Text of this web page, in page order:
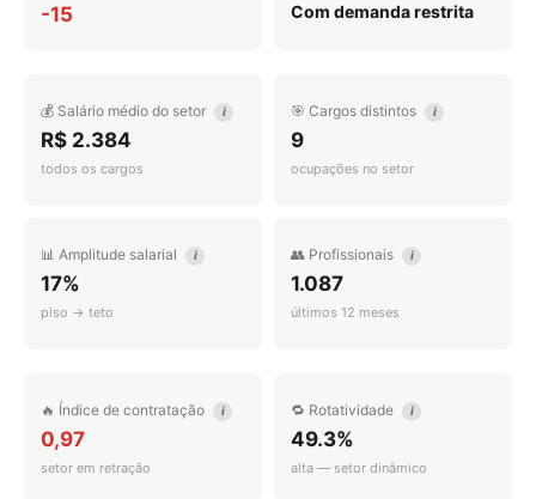
-15 Com demanda restrita
💰 Salário médio do setor i
R$ 2.384
todos os cargos
🎯 Cargos distintos i
9
ocupações no setor
📊 Amplitude salarial i
17%
piso → teto
👥 Profissionais i
1.087
últimos 12 meses
🔥 Índice de contratação i
0,97
setor em retração
🔁 Rotatividade i
49.3%
alta — setor dinâmico